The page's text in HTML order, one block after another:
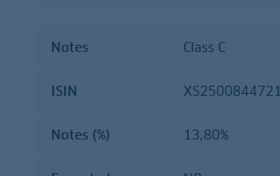
Notes Class C
ISIN XS2500844721
Notes (%) 13,80%